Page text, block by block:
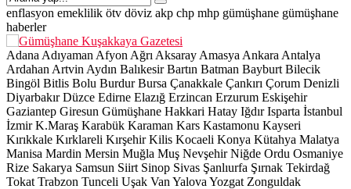
enflasyon emeklilik ötv döviz akp chp mhp gümüşhane gümüşhane
haberler
Adana Adıyaman Afyon Ağrı Aksaray Amasya Ankara Antalya
Ardahan Artvin Aydın Balıkesir Bartın Batman Bayburt Bilecik
Bingöl Bitlis Bolu Burdur Bursa Çanakkale Çankırı Çorum Denizli
Diyarbakır Düzce Edirne Elazığ Erzincan Erzurum Eskişehir
Gaziantep Giresun Gümüşhane Hakkari Hatay Iğdır Isparta İstanbul
İzmir K.Maraş Karabük Karaman Kars Kastamonu Kayseri
Kırıkkale Kırklareli Kırşehir Kilis Kocaeli Konya Kütahya Malatya
Manisa Mardin Mersin Muğla Muş Nevşehir Niğde Ordu Osmaniye
Rize Sakarya Samsun Siirt Sinop Sivas Şanlıurfa Şırnak Tekirdağ
Tokat Trabzon Tunceli Uşak Van Yalova Yozgat Zonguldak